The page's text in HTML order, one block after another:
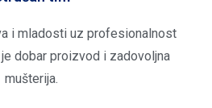
i mladosti uz profesionalnost
dobar proizvod i zadovoljna
mušterija.